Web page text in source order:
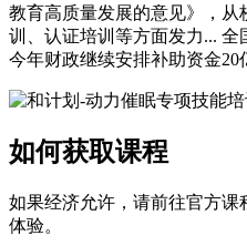
教育高质量发展的意见》，
训、认证培训等方面发力... 全
今年财政继续安排补助资金20
如何获取课程
如果经济允许，请前往官方课
体验。